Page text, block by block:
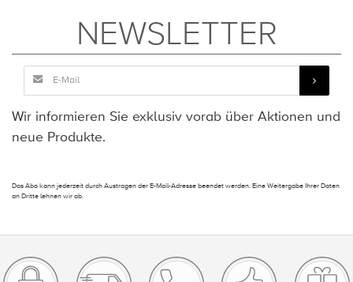
NEWSLETTER
Wir informieren Sie exklusiv vorab über Aktionen und
neue Produkte.
Das Abo kann jederzeit durch Austragen der E-Mail-Adresse beendet werden. Eine Weitergabe Ihrer Daten
an Dritte lehnen wir ab.